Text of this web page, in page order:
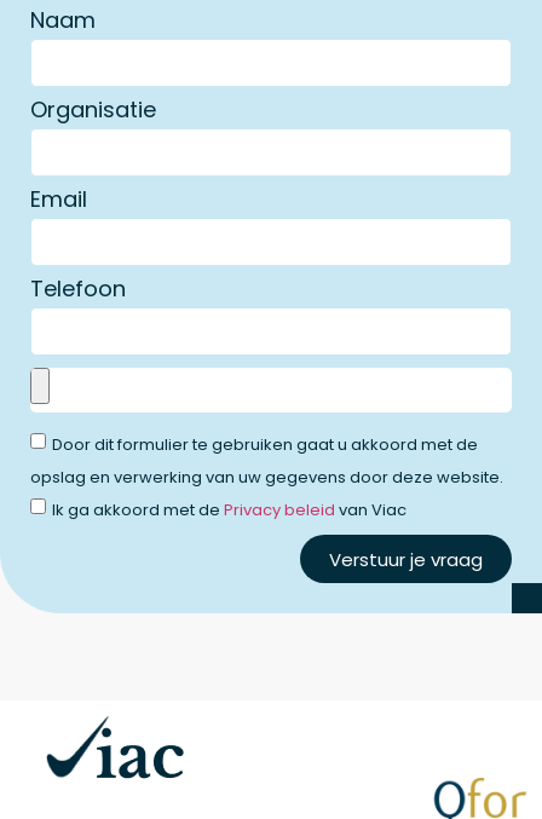
Naam
Organisatie
Email
Telefoon
Door dit formulier te gebruiken gaat u akkoord met de
opslag en verwerking van uw gegevens door deze website.
Ik ga akkoord met de Privacy beleid van Viac
Verstuur je vraag